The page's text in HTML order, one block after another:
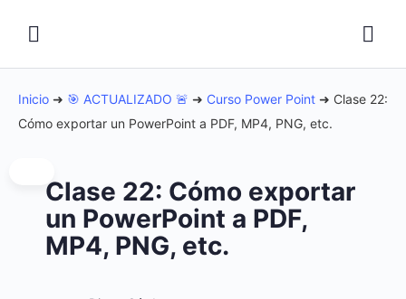
Inicio ➜ 🎯 ACTUALIZADO 🚨 ➜ Curso Power Point ➜ Clase 22:
Cómo exportar un PowerPoint a PDF, MP4, PNG, etc.
Clase 22: Cómo exportar
un PowerPoint a PDF,
MP4, PNG, etc.